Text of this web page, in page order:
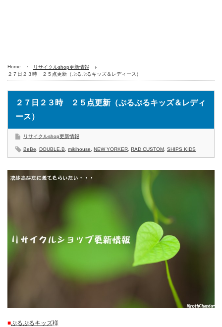
Home
リサイクルshop更新情報
２７日２３時 ２５点更新（ぷるぷるキッズ＆レディース）
２７日２３時 ２５点更新（ぷるぷるキッズ＆レディ
ース）
リサイクルshop更新情報
BeBe DOUBLE.B mikihouse NEW YORKER RAD CUSTOM SHIPS KIDS
■ぷるぷるキッズ様